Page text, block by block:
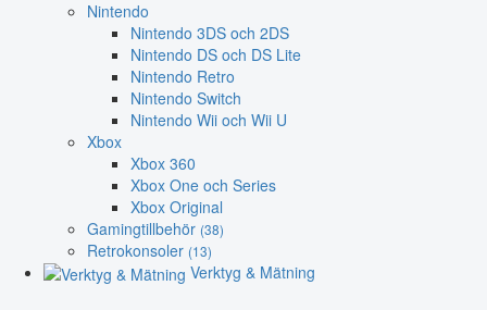
Nintendo
Nintendo 3DS och 2DS
Nintendo DS och DS Lite
Nintendo Retro
Nintendo Switch
Nintendo Wii och Wii U
Xbox
Xbox 360
Xbox One och Series
Xbox Original
Gamingtillbehör (38)
Retrokonsoler (13)
Verktyg & Mätning